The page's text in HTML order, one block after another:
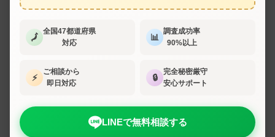
羽曳野市の主な地域
地域 特徴
古市
近鉄南大阪線・長野線が分岐
する羽曳野市の代表駅周辺。
応神天皇陵をはじめ古市古墳
🗾
全国47都道府県
対応
📊
調査成功率
90%以上
⚡
ご相談から
即日対応
🔒
完全秘密厳守
安心サポート
LINEで無料相談する